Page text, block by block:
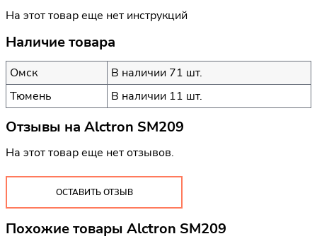
На этот товар еще нет инструкций
Наличие товара
Омск
В наличии 71 шт.
Тюмень
В наличии 11 шт.
Отзывы на Alctron SM209
На этот товар еще нет отзывов.
ОСТАВИТЬ ОТЗЫВ
Похожие товары Alctron SM209